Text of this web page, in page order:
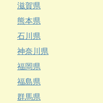
滋賀県
熊本県
石川県
神奈川県
福岡県
福島県
群馬県